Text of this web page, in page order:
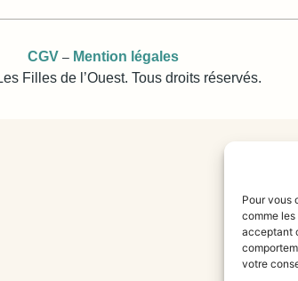
Pour vous
comme
acceptant
votre
CGV – Mention légales
Filles de l’Ouest. Tous droits réservés.